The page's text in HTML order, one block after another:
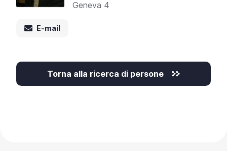
Geneva 4
E-mail
Torna alla ricerca di persone